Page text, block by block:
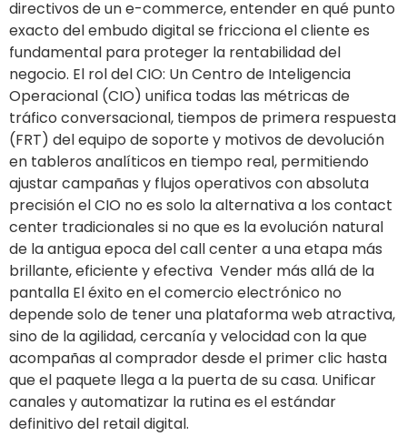
directivos de un e-commerce, entender en qué punto
exacto del embudo digital se fricciona el cliente es
fundamental para proteger la rentabilidad del
negocio. El rol del CIO: Un Centro de Inteligencia
Operacional (CIO) unifica todas las métricas de
tráfico conversacional, tiempos de primera respuesta
(FRT) del equipo de soporte y motivos de devolución
en tableros analíticos en tiempo real, permitiendo
ajustar campañas y flujos operativos con absoluta
precisión el CIO no es solo la alternativa a los contact
center tradicionales si no que es la evolución natural
de la antigua epoca del call center a una etapa más
brillante, eficiente y efectiva Vender más allá de la
pantalla El éxito en el comercio electrónico no
depende solo de tener una plataforma web atractiva,
sino de la agilidad, cercanía y velocidad con la que
acompañas al comprador desde el primer clic hasta
que el paquete llega a la puerta de su casa. Unificar
canales y automatizar la rutina es el estándar
definitivo del retail digital.